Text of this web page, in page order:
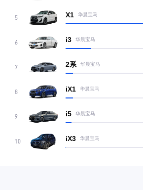
5 X1 华晨宝马
6 i3 华晨宝马
7 2系 华晨宝马
8 iX1 华晨宝马
9 i5 华晨宝马
10 iX3 华晨宝马